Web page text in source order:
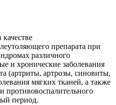
препарата при
различного
и хронические заболевания
(артриты, артрозы, синовиты,
мягких тканей, а также
противовоспалительного
период.